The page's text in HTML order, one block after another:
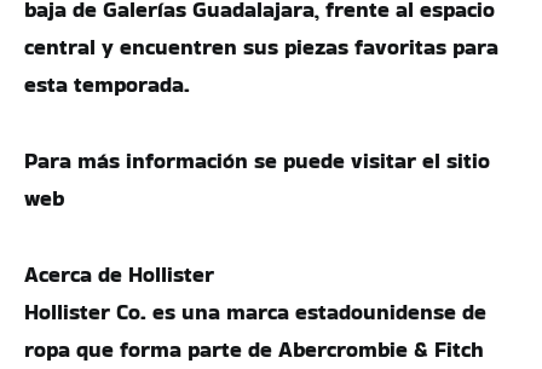
baja de Galerías Guadalajara, frente al espacio
central y encuentren sus piezas favoritas para
esta temporada.
Para más información se puede visitar el sitio
web
Acerca de Hollister
Hollister Co. es una marca estadounidense de
ropa que forma parte de Abercrombie & Fitch